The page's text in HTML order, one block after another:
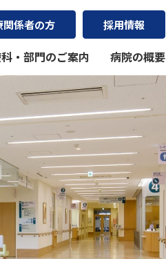
関係者の方 採用情報
・部門のご案内 病院の概要